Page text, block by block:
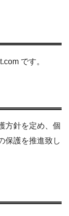
です。
方針を定め、個
保護を推進致し